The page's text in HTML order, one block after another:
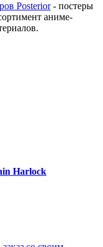
Posterior- постеры
аниме-
Harlock